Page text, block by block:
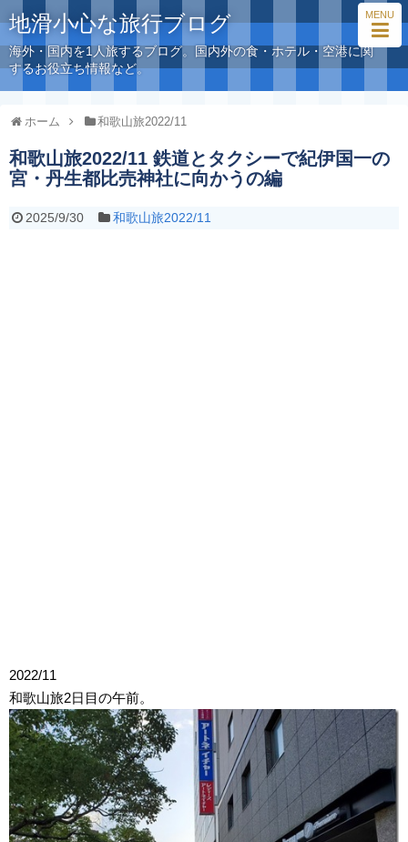
MENU
地滑小心な旅行ブログ
海外・国内を1人旅するブログ。国内外の食・ホテル・空港に関
するお役立ち情報など。
ホーム 和歌山旅2022/11
和歌山旅2022/11 鉄道とタクシーで紀伊国一の
宮・丹生都比売神社に向かうの編
2025/9/30 和歌山旅2022/11
2022/11
和歌山旅2日目の午前。